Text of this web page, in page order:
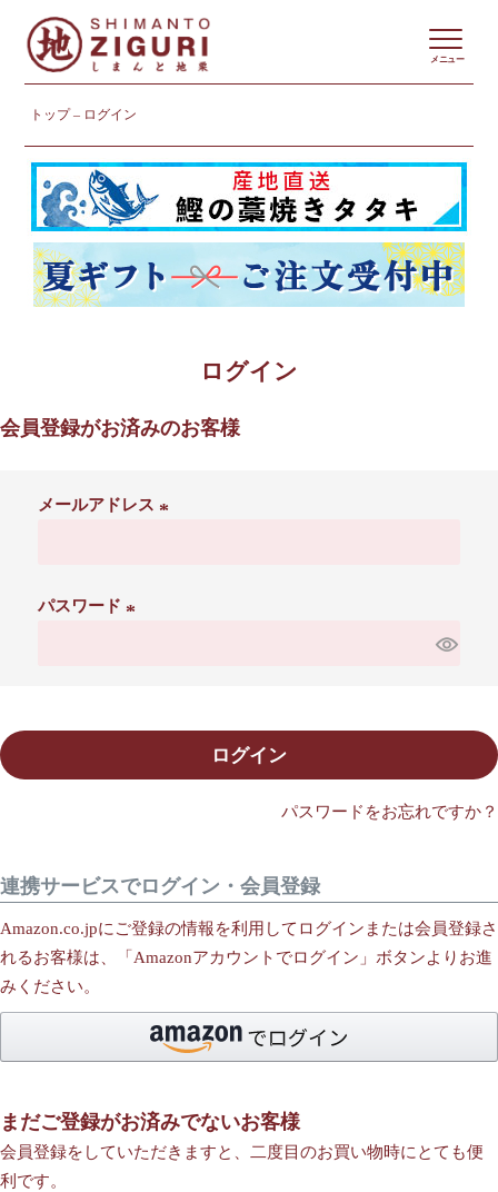
トップ ログイン
メニュー
ログイン
会員登録がお済みのお客様
メールアドレス
パスワード
)
ログイン
パスワードをお忘れですか？
連携サービスでログイン・会員登録
Amazon.co.jpにご登録の情報を利用してログインまたは会員登録さ
れるお客様は、「Amazonアカウントでログイン」ボタンよりお進
みください。
まだご登録がお済みでないお客様
会員登録をしていただきますと、二度目のお買い物時にとても便
利です。